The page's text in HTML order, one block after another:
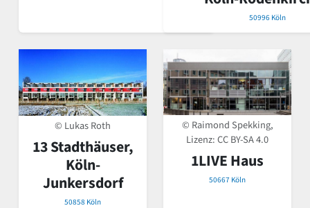
50996 Köln
© Lukas Roth
13 Stadthäuser,
Köln-
Junkersdorf
50858 Köln
© Raimond Spekking,
Lizenz:CC BY-SA 4.0
1LIVE Haus
50667 Köln